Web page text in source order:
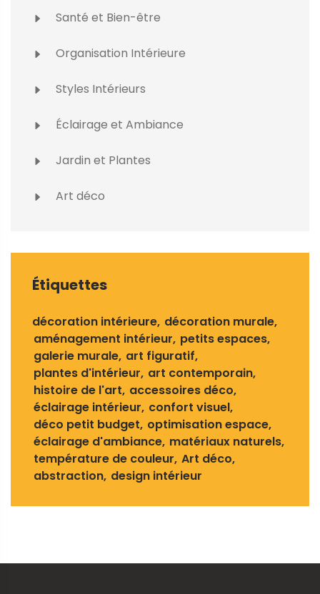
Santé et Bien-être
Organisation Intérieure
Styles Intérieurs
Éclairage et Ambiance
Jardin et Plantes
Art déco
Étiquettes
décoration intérieure décoration murale
aménagement intérieur petits espaces
galerie murale art figuratif
plantes d'intérieur art contemporain
histoire de l'art accessoires déco
éclairage intérieur confort visuel
déco petit budget optimisation espace
éclairage d'ambiance matériaux naturels
température de couleur Art déco
abstraction design intérieur